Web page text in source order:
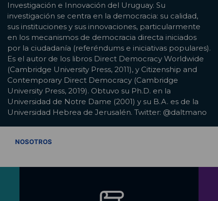
Investigación e Innovación del Uruguay. Su
investigación se centra en la democracia: su calidad,
sus instituciones y sus innovaciones, particularmente
en los mecanismos de democracia directa iniciados
por la ciudadanía (referéndums e iniciativas populares).
Es el autor de los libros Direct Democracy Worldwide
(Cambridge University Press, 2011), y Citizenship and
Contemporary Direct Democracy (Cambridge
University Press, 2019). Obtuvo su Ph.D. en la
Universidad de Notre Dame (2001) y su B.A. es de la
Universidad Hebrea de Jerusalén. Twitter: @daltmano
NOSOTROS